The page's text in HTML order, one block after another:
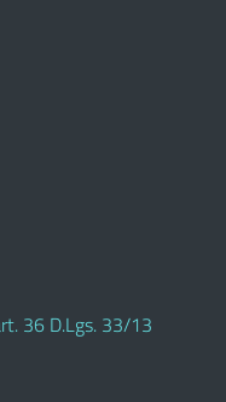
36 D.Lgs. 33/13